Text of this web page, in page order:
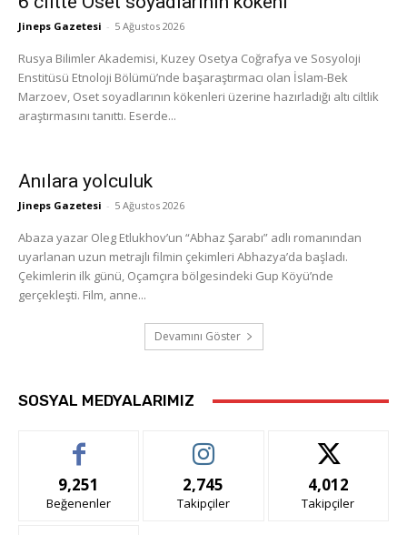
Jineps Gazetesi - 5 Ağustos 2026
Rusya Bilimler Akademisi, Kuzey Osetya Coğrafya ve Sosyoloji
Enstitüsü Etnoloji Bölümü’nde başaraştırmacı olan İslam-Bek
Marzoev, Oset soyadlarının kökenleri üzerine hazırladığı altı ciltlik
araştırmasını tanıttı. Eserde...
Anılara yolculuk
Jineps Gazetesi - 5 Ağustos 2026
Abaza yazar Oleg Etlukhov’un “Abhaz Şarabı” adlı romanından
uyarlanan uzun metrajlı filmin çekimleri Abhazya’da başladı.
Çekimlerin ilk günü, Oçamçıra bölgesindeki Gup Köyü’nde
gerçekleşti. Film, anne...
Devamını Göster
SOSYAL MEDYALARIMIZ
9,251
Beğenenler
2,745
Takipçiler
4,012
Takipçiler